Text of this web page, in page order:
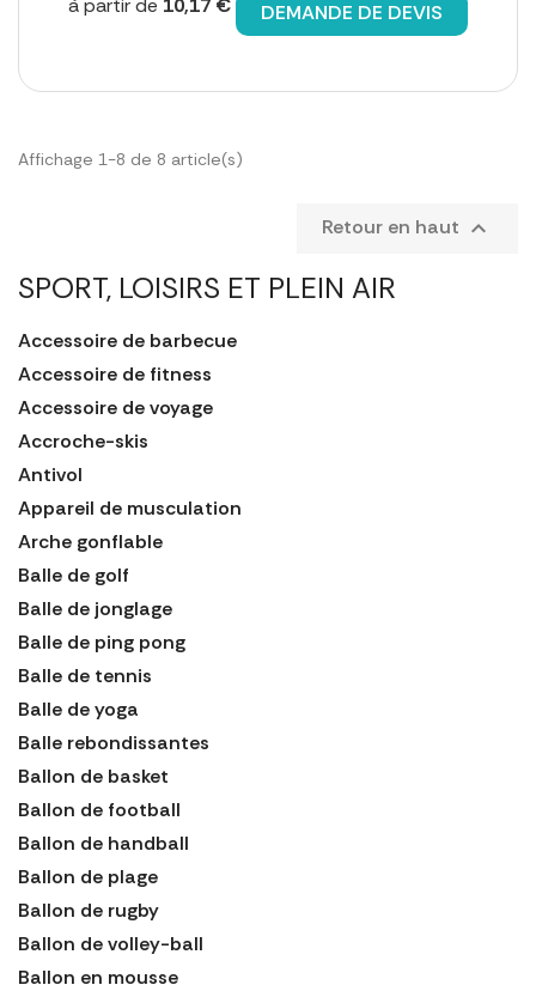
SPORT, LOISIRS ET PLEIN AIR
Accessoire de barbecue
Accessoire de fitness
Accessoire de voyage
Accroche-skis
Antivol
Appareil de musculation
Arche gonflable
Balle de golf
Balle de jonglage
Balle de ping pong
Balle de tennis
Balle de yoga
Balle rebondissantes
Ballon de basket
Ballon de football
Ballon de handball
Ballon de plage
Ballon de rugby
Ballon de volley-ball
Ballon en mousse
à partir de 10,17 € DEMANDE DE DEVIS
Affichage 1-8 de 8 article(s)
Retour en haut 